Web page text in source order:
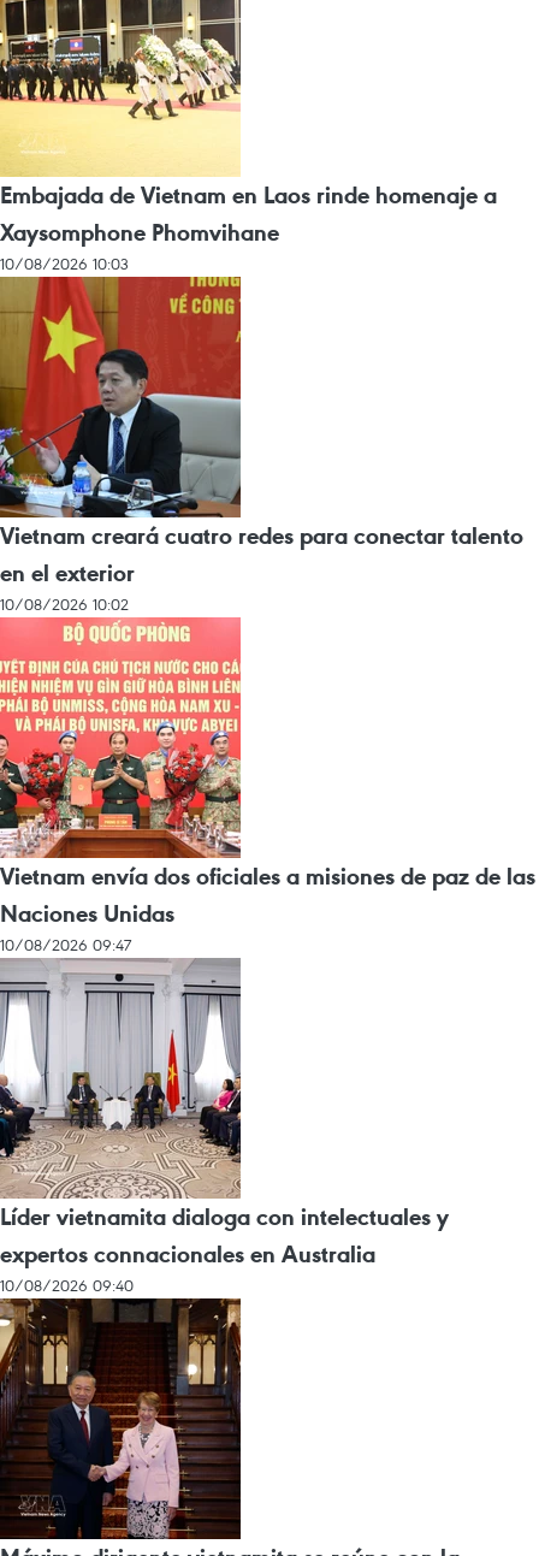
Embajada de Vietnam en Laos rinde homenaje a
Xaysomphone Phomvihane
10/08/2026 10:03
Vietnam creará cuatro redes para conectar talento
en el exterior
10/08/2026 10:02
Vietnam envía dos oficiales a misiones de paz de las
Naciones Unidas
10/08/2026 09:47
Líder vietnamita dialoga con intelectuales y
expertos connacionales en Australia
10/08/2026 09:40